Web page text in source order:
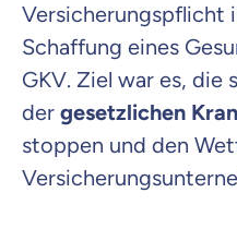
Versicherungspflicht
Schaffung eines
GKV. Ziel war es, die
der gesetzlichen
stoppen und den